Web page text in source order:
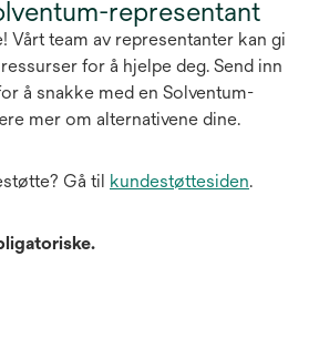
representant
Vårt team av representanter kan gi
for å hjelpe deg. Send inn
å snakke med en Solventum-
mer om alternativene dine.
Gå til kundestøttesiden.